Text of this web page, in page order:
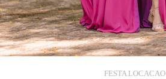
FESTA LOCACAO